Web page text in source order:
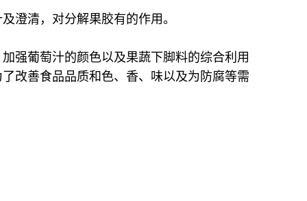
澄清，对分解果胶有的作用。
强葡萄汁的颜色以及果蔬下脚料的综合利用
改善食品品质和色、香、味以及为防腐等需